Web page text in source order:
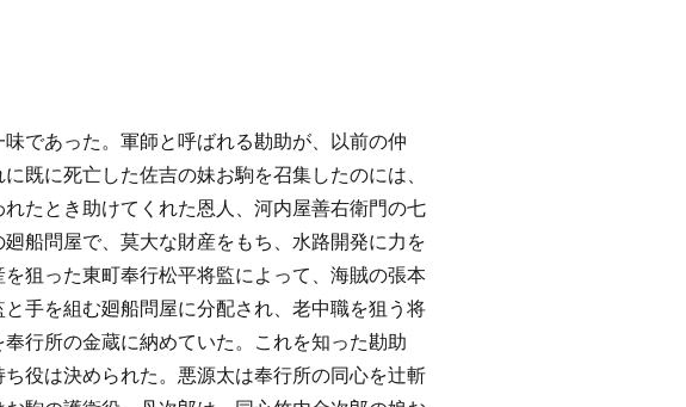
であった。軍師と呼ばれる勘助が、以前の仲
既に死亡した佐吉の妹お駒を召集したのには、
たとき助けてくれた恩人、河内屋善右衛門の七
船問屋で、莫大な財産をもち、水路開発に力を
狙った東町奉行松平将監によって、海賊の張本
手を組む廻船問屋に分配され、老中職を狙う将
行所の金蔵に納めていた。これを知った勘助
役は決められた。悪源太は奉行所の同心を辻斬